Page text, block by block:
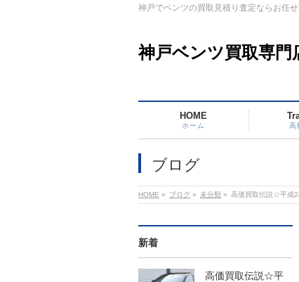
神戸でベンツの買取見積り査定ならお任せ
神戸ベンツ買取専門
HOME
ホーム 高
ブログ
HOME » ブログ » 未分類 » 高価買取伝説☆平成
新着
高価買取伝説☆平